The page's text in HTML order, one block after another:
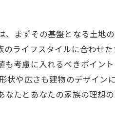
まずその基盤となる土地
ライフスタイルに合わせ
考慮に入れるべきポイン
や広さも建物のデザイン
たとあなたの家族の理想